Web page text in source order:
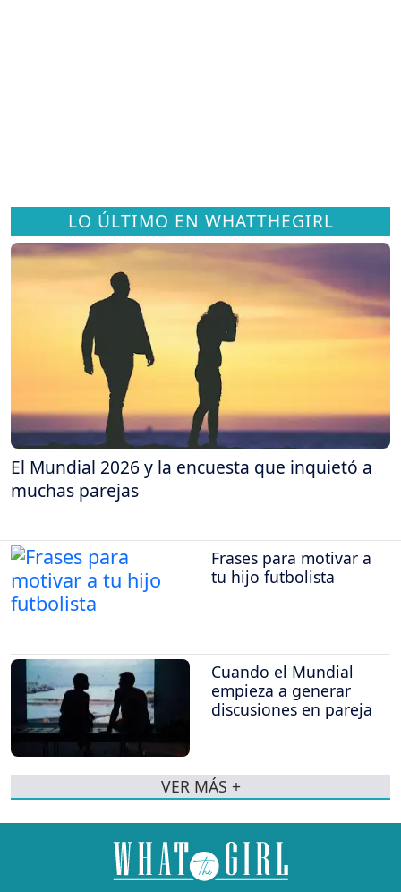
LO ÚLTIMO EN WHATTHEGIRL
El Mundial 2026 y la encuesta que inquietó a
muchas parejas
Frases para motivar a
tu hijo futbolista
Cuando el Mundial
empieza a generar
discusiones en pareja
VER MÁS +